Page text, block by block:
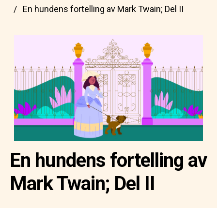
En hundens fortelling av Mark Twain; Del II
En hundens fortelling av
Mark Twain; Del II